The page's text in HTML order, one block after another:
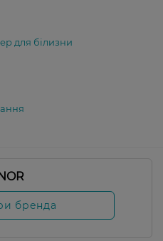
для білизни
бренда